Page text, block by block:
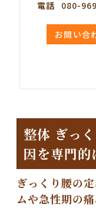
電話
080-
お問い合
整体 ぎっ
因を専門的
ぎっくり腰の
ムや急性期の